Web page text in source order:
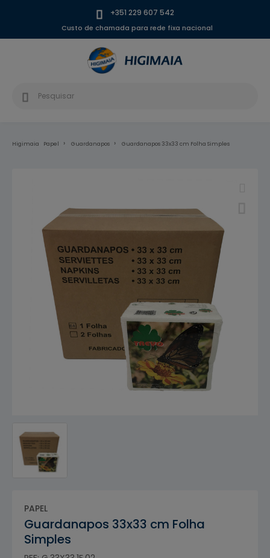
+351 229 607 542
Custo de chamada para rede fixa nacional
Higimaia Papel Guardanapos Guardanapos 33x33 cm Folha Simples
PAPEL
Guardanapos 33x33 cm Folha
Simples